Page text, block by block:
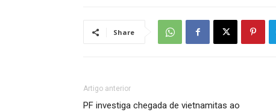
Share
Artigo anterior
PF investiga chegada de vietnamitas ao